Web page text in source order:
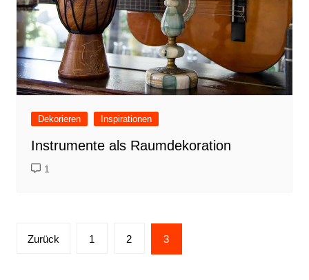
Dekorieren Inspirationen
Instrumente als Raumdekoration
1
Seitennummerierung
Zurück 1 2 3